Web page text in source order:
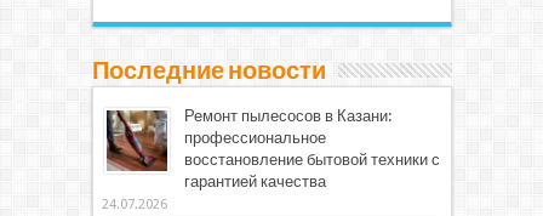
Последние новости
Ремонт пылесосов в Казани:
профессиональное
восстановление бытовой техники с
гарантией качества
24.07.2026